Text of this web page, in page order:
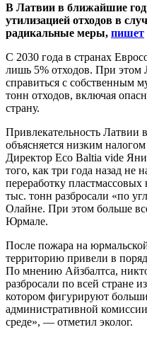
В Латвии в ближайшие
утилизацией отходов в
радикальные меры, пишет
С 2030 года в странах
лишь 5% отходов. При этом
справиться с собственным
тонн отходов, включая
страну.
Привлекательность Латвии
объясняется низким
Директор Eco Baltia vide
того, как три года назад не
переработку
тыс. тонн разбросали «по
Олайне. При этом больше
Юрмале.
После пожара на
территорию привели в
По мнению Айзбалтса,
разбросали по всей стране
котором фигурируют
административной
среде», — отметил эколог.